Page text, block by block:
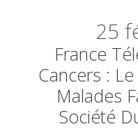
25
France
Cancers :
Malades
Société